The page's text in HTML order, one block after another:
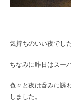
気持ちのいい夜でした
ちなみに昨日はスー
色々と夜は呑みに誘
しました。